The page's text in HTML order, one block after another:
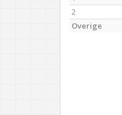
2
Overige